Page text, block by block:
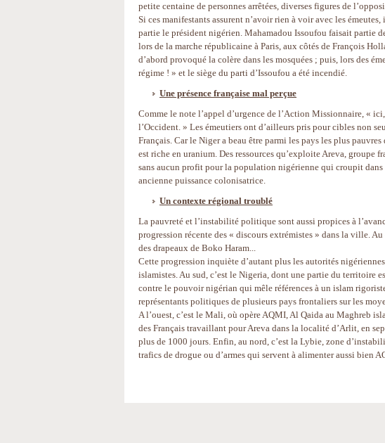
petite centaine de personnes arrêtées, diverses figures de
Si ces manifestants assurent n’avoir rien à voir avec les
partie le président nigérien. Mahamadou Issoufou faisait partie
lors de la marche républicaine à Paris, aux côtés de François
d’abord provoqué la colère dans les mosquées ; puis, lors des
régime ! » et le siège du parti d’Issoufou a été incendié.
Une présence française mal perçue
Comme le note l’appel d’urgence de l’Action Missionnaire, «
l’Occident. » Les émeutiers ont d’ailleurs pris pour cibles non
Français. Car le Niger a beau être parmi les pays les plus
est riche en uranium. Des ressources qu’exploite Areva, groupe
sans aucun profit pour la population nigérienne qui croupit
ancienne puissance colonisatrice.
Un contexte régional troublé
La pauvreté et l’instabilité politique sont aussi propices à
progression récente des « discours extrémistes » dans la ville.
des drapeaux de Boko Haram...
Cette progression inquiète d’autant plus les autorités
islamistes. Au sud, c’est le Nigeria, dont une partie du territoire
contre le pouvoir nigérian qui mêle références à un islam
représentants politiques de plusieurs pays frontaliers sur les
A l’ouest, c’est le Mali, où opère AQMI, Al Qaida au Maghreb
des Français travaillant pour Areva dans la localité d’Arlit, en
plus de 1000 jours. Enfin, au nord, c’est la Lybie, zone
trafics de drogue ou d’armes qui servent à alimenter aussi bien